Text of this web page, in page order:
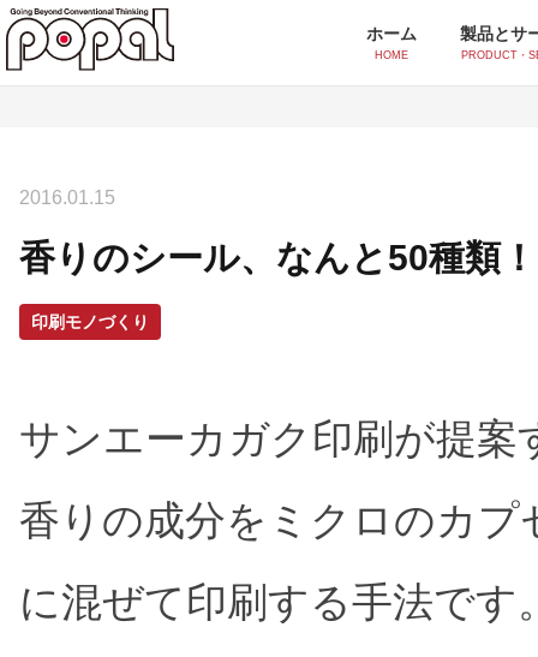
ホーム
HOME
製品とサ
PRODUCT・
ポッティングシール
スクリーンUV印刷
感紫外線印刷(フォトクロミック)
ベローズプリント
2016.01.15
香りのシール、なんと50種類！
印刷モノづくり
サンエーカガク印刷が提案
香りの成分をミクロのカ
に混ぜて印刷する手法です